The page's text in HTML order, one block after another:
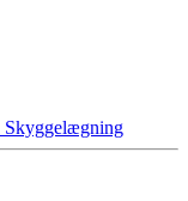
Skyggelægning